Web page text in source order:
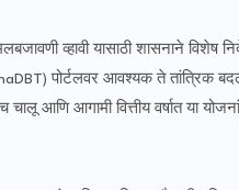
व्हावी यासाठी शासनाने विशेष
पोर्टलवर आवश्यक ते तांत्रिक
आणि आगामी वित्तीय वर्षात या
न्याय विश्व